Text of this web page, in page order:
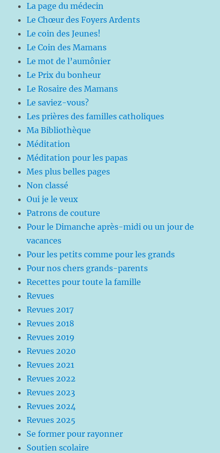
La page du médecin
Le Chœur des Foyers Ardents
Le coin des Jeunes!
Le Coin des Mamans
Le mot de l’aumônier
Le Prix du bonheur
Le Rosaire des Mamans
Le saviez-vous?
Les prières des familles catholiques
Ma Bibliothèque
Méditation
Méditation pour les papas
Mes plus belles pages
Non classé
Oui je le veux
Patrons de couture
Pour le Dimanche après-midi ou un jour de
vacances
Pour les petits comme pour les grands
Pour nos chers grands-parents
Recettes pour toute la famille
Revues
Revues 2017
Revues 2018
Revues 2019
Revues 2020
Revues 2021
Revues 2022
Revues 2023
Revues 2024
Revues 2025
Se former pour rayonner
Soutien scolaire